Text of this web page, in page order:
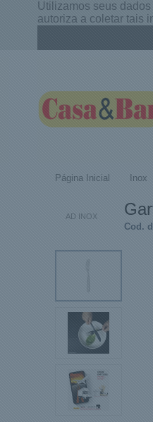
Utilizamos seus
autoriza a coletar tais
Página Inicial Inox
AD INOX
Cod.